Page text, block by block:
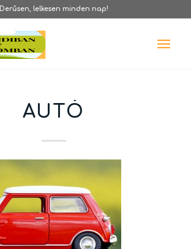
Derűsen, lelkesen minden nap!
AUTÓ